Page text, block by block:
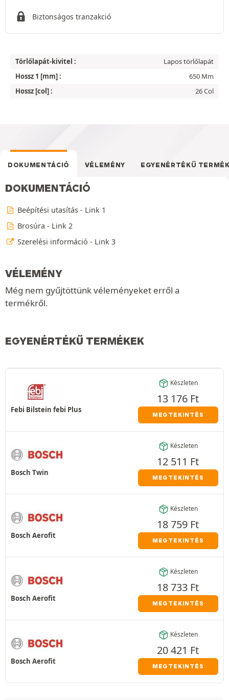
Biztonságos tranzakció
Törlőlapát-kivitel :
Lapos törlőlapát
Hossz 1 [mm] :
650 Mm
Hossz [col] :
26 Col
DOKUMENTÁCIÓ VÉLEMÉNY EGYENÉRTÉKŰ
DOKUMENTÁCIÓ
Beépítési utasítás - Link 1
Brosúra - Link 2
Szerelési információ - Link 3
VÉLEMÉNY
Még nem gyűjtöttünk véleményeket erről a
termékről.
EGYENÉRTÉKŰ TERMÉKEK
Febi Bilstein febi Plus
Készleten
13 176 Ft
MEGTEKINTÉS
Bosch Twin
Készleten
12 511 Ft
MEGTEKINTÉS
Bosch Aerofit
Készleten
18 759 Ft
MEGTEKINTÉS
Bosch Aerofit
Készleten
18 733 Ft
MEGTEKINTÉS
Bosch Aerofit
Készleten
20 421 Ft
MEGTEKINTÉS